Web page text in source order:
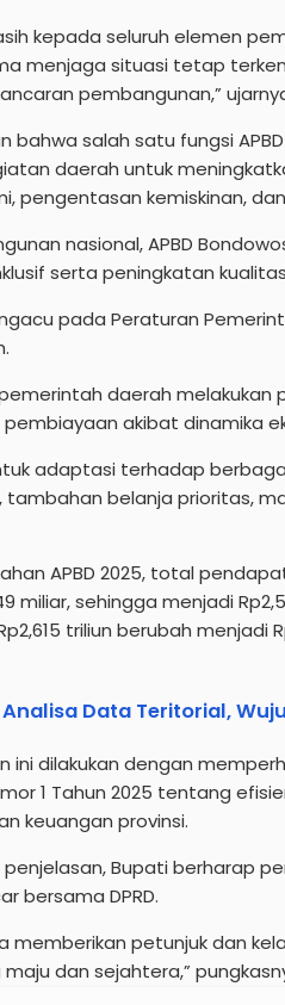
kepada seluruh elemen
menjaga situasi tetap
pembangunan,”
bahwa salah satu fungsi
daerah untuk
pengentasan kemiskinan,
nasional, APBD
serta peningkatan
pada Peraturan
daerah
akibat dinamika
adaptasi terhadap
belanja prioritas,
APBD 2025, total
miliar, sehingga menjadi
triliun berubah menjadi
Data Teritorial,
ini dilakukan dengan
1 Tahun 2025 tentang
keuangan provinsi.
Bupati berharap
bersama DPRD.
memberikan petunjuk dan
dan sejahtera,”